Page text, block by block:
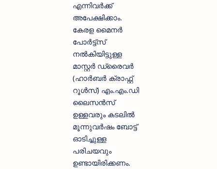
എന്നിവർക്ക്
അപേക്ഷിക്കാം.
കേരള മൈനർ
പോർട്ട്സ്
നൽകിയിട്ടുള്ള
മാസ്റ്റർ ഡ്രൈവർ
(ഹാർബർ ക്രാഫ്റ്റ്
റൂൾസ്) എം.എം.ഡി
ലൈസൻസ്
ഉള്ളവരും കടലിൽ
മൂന്നുവർഷം ബോട്ട്
ഓടിച്ചുള്ള
പരിചയവും
ഉണ്ടായിരിക്കണം.